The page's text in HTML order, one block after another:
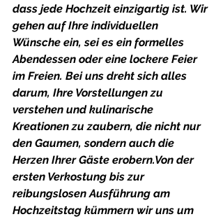
dass jede Hochzeit einzigartig ist. Wir
gehen auf Ihre individuellen
Wünsche ein, sei es ein formelles
Abendessen oder eine lockere Feier
im Freien. Bei uns dreht sich alles
darum, Ihre Vorstellungen zu
verstehen und kulinarische
Kreationen zu zaubern, die nicht nur
den Gaumen, sondern auch die
Herzen Ihrer Gäste erobern.Von der
ersten Verkostung bis zur
reibungslosen Ausführung am
Hochzeitstag kümmern wir uns um